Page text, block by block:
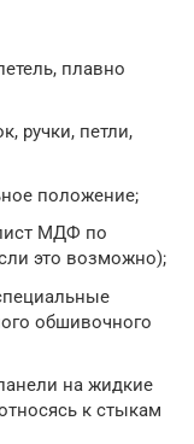
плавно
ручки, петли,
положение;
МДФ по
это возможно);
обшивочного
на жидкие
к стыкам